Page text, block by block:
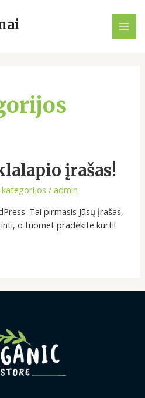
įrašas!
kategorijos /admin
Tai pirmasis Jūsų įrašas,
o tuomet pradėkite kurti!